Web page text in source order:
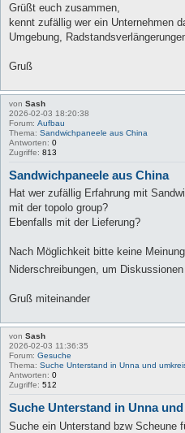
Grüßt euch zusammen,
kennt zufällig wer ein Unternehmen
Umgebung,
Gruß
von Sash
2026-02-03 18:20:38
Forum: Aufbau
Thema: Sandwichpaneele aus China
Antworten: 0
Zugriffe: 813
Sandwichpaneele aus China
Hat wer zufällig Erfahrung mit
mit der topolo group?
Ebenfalls mit der Lieferung?
Nach Möglichkeit bitte keine
Niderschreibungen, um
Gruß miteinander
von Sash
2026-02-03 11:36:35
Forum: Gesuche
Thema: Suche Unterstand in Unna und
Antworten: 0
Zugriffe: 512
Suche Unterstand in Unna
Suche ein Unterstand bzw Scheune